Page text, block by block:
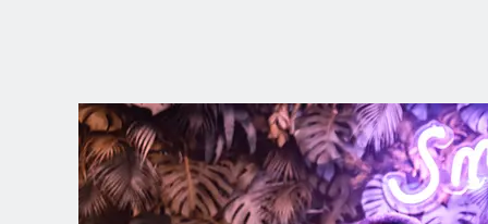
IHRE POSITION